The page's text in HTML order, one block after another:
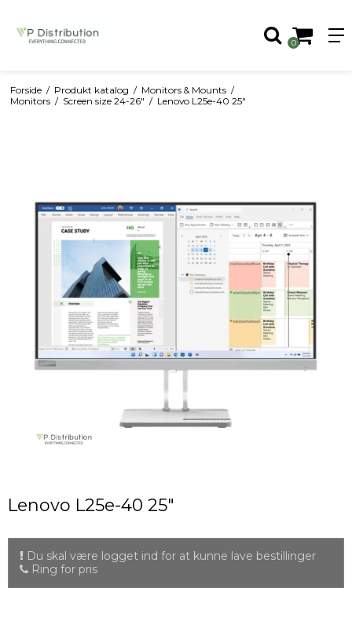
0
Forside / Produkt katalog / Monitors & Mounts /
Monitors / Screen size 24-26" / Lenovo L25e-40 25"
Lenovo L25e-40 25"
Du skal være logget ind for at kunne lave bestillinger
Ring for pris